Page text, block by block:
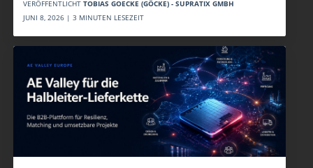
VERÖFFENTLICHT TOBIAS GOECKE (GÖCKE) - SUPRATIX GMBH
JUNI 8, 2026 | 3 MINUTEN LESEZEIT